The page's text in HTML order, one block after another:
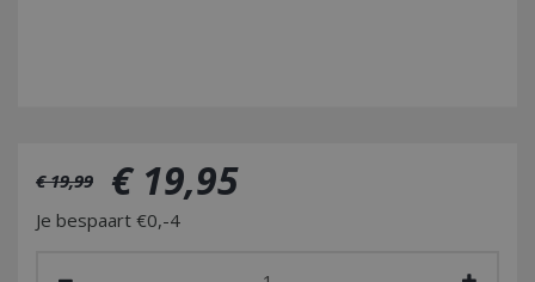
€ 19,99 € 19,95
Je bespaart €0,-4